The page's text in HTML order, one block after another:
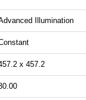
Illumination
x 457.2